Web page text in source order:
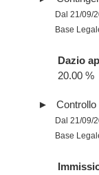
Dal 21/09/
Base
Dazio
20.00 %
Dal 21/09/
Base